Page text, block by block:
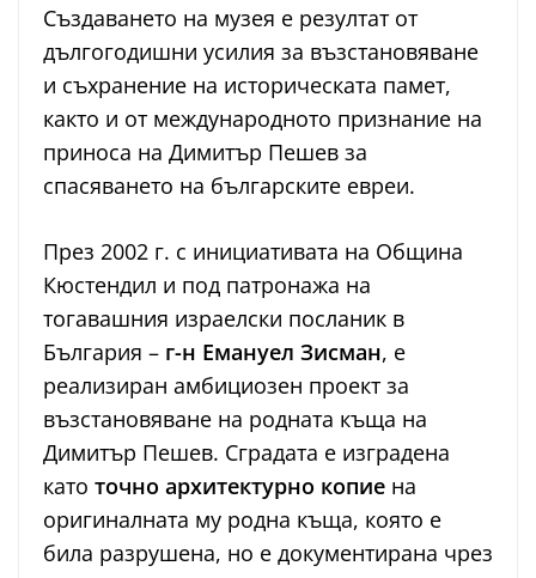
Създаването на музея е резултат от
дългогодишни усилия за възстановяване
и съхранение на историческата памет,
както и от международното признание на
приноса на Димитър Пешев за
спасяването на българските евреи.
През 2002 г. с инициативата на Община
Кюстендил и под патронажа на
тогавашния израелски посланик в
България – г-н Емануел Зисман, е
реализиран амбициозен проект за
възстановяване на родната къща на
Димитър Пешев. Сградата е изградена
като точно архитектурно копие на
оригиналната му родна къща, която е
била разрушена, но е документирана чрез